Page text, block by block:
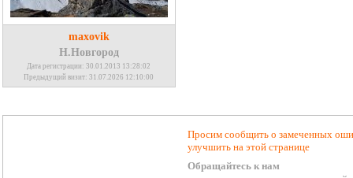
maxovik
Н.Новгород
Дата регистрации: 30.01.2013 13:28:02
Предыдущий визит: 31.07.2026 12:10:00
Просим сообщить о замеченных
улучшить на этой странице
Обращайтесь к нам